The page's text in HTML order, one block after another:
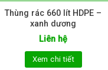
Thùng rác 660 lít HDPE –
xanh dương
Liên hệ
Xem chi tiết